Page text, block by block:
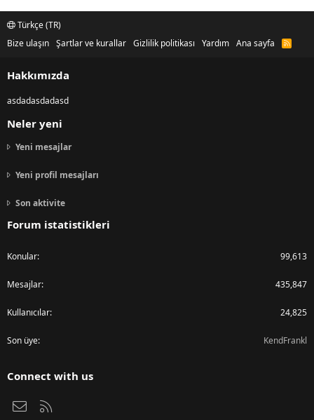
Türkçe (TR)
Bize ulaşın Şartlar ve kurallar Gizlilik politikası Yardım Ana sayfa
R
Hakkımızda
asdadasdadasd
Neler yeni
Yeni mesajlar
Yeni profil mesajları
Son aktivite
Forum istatistikleri
Konular 99,613
Mesajlar 435,847
Kullanıcılar 24,825
Son üye KendFrankl
Connect with us
Bize ulaşın